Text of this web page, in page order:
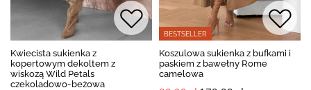
Kwiecista sukienka z
kopertowym dekoltem z
wiskozą Wild Petals
czekoladowo-beżowa
BESTSELLER
Koszulowa sukienka z bufkami i
paskiem z bawełny Rome
camelowa